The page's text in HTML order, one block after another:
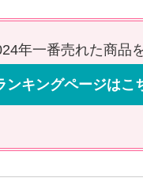
年一番売れた商品
ンキングページはこ